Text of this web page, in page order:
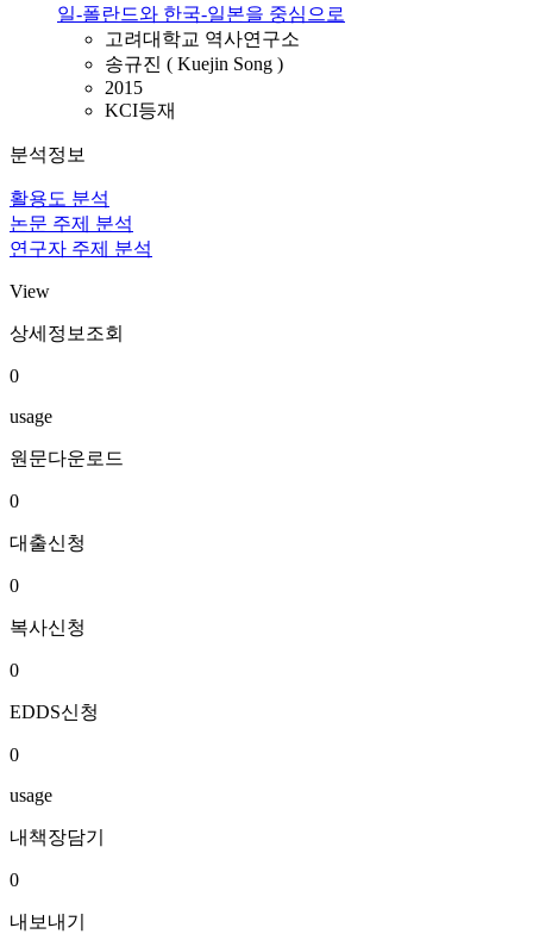
일-폴란드와 한국-일본을 중심으로
고려대학교 역사연구소
송규진 ( Kuejin Song )
2015
KCI등재
분석정보
활용도 분석
논문 주제 분석
연구자 주제 분석
View
상세정보조회
0
usage
원문다운로드
0
대출신청
0
복사신청
0
EDDS신청
0
usage
내책장담기
0
내보내기